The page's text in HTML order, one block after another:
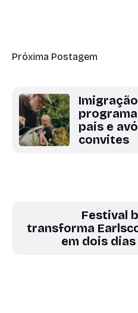
Próxima Postagem
pais e
convites
Festival
transforma
em dois